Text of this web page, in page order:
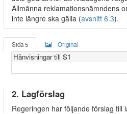
Allmänna reklamationsnämndens
inte längre ska gälla (avsnitt 6.3).
Sida 5 Original
Hänvisningar till S1
2. Lagförslag
Regeringen har följande förslag till